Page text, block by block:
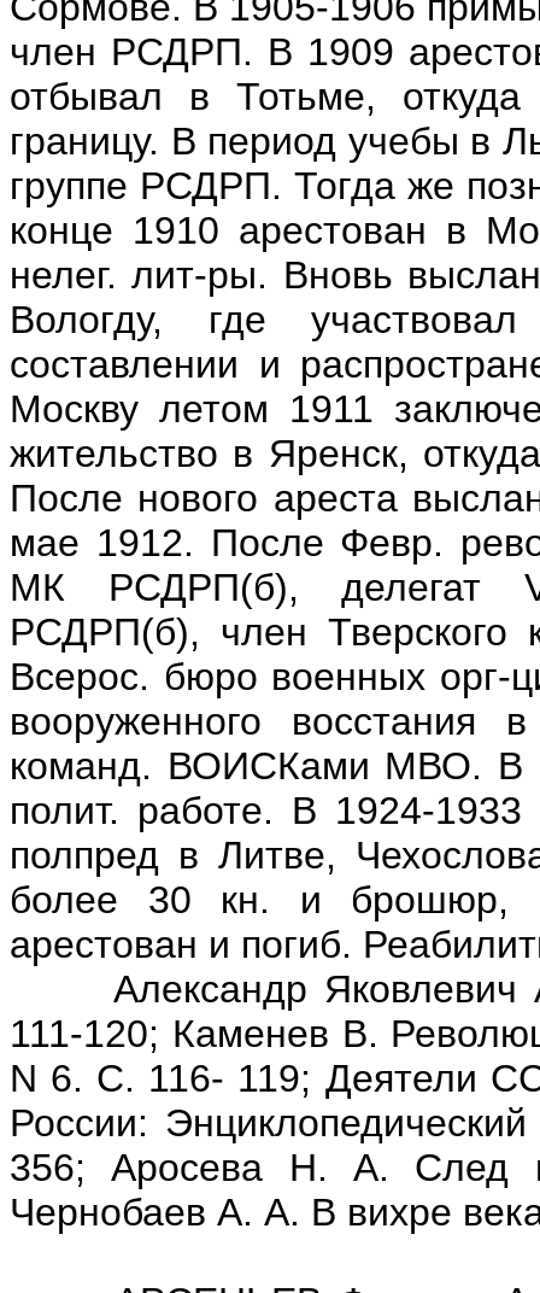
член РСДРП. В 1909
отбывал в Тотьме,
границу. В период учебы в
группе РСДРП. Тогда же
конце 1910 арестован в
нелег. лит-ры. Вновь
Вологду, где
составлении и
Москву летом 1911
жительство в Яренск,
После нового ареста
мае 1912. После Февр.
МК РСДРП(б), делегат
РСДРП(б), член
Всерос. бюро военных орг-
вооруженного
команд. ВОИСКами МВО. В
полит. работе. В 1924-
полпред в Литве,
более 30 кн. и брошюр,
арестован и погиб.
Александр Яковлевич
111-120; Каменев В.
N 6. С. 116- 119; Деятели
России:
356; Аросева Н. А. След
Чернобаев А. А. В вихре